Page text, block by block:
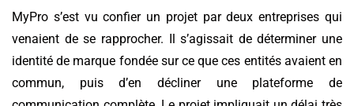
MyPro s’est vu confier un projet par deux entreprises qui
venaient de se rapprocher. Il s’agissait de déterminer une
identité de marque fondée sur ce que ces entités avaient en
commun, puis d’en décliner une plateforme de